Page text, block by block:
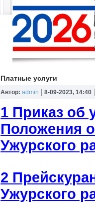
Платные услуги
Автор: admin 8-09-2023, 14:40
1 Приказ об
Положения
Ужурского
2
Ужурского